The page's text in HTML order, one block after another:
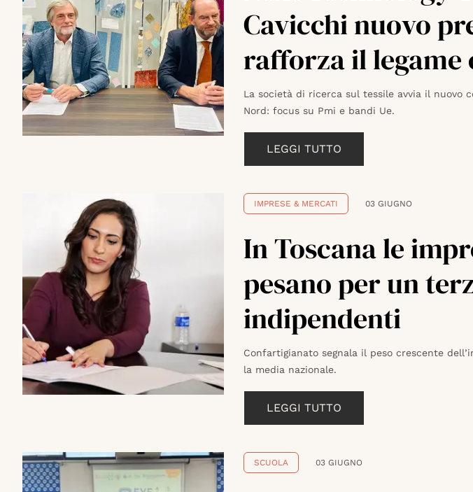
Cavicchi nuovo
rafforza il legame
La società di ricerca sul tessile avvia il nuovo
Nord: focus su Pmi e bandi Ue.
LEGGI TUTTO
IMPRESE & MERCATI 03 GIUGNO
In Toscana le
pesano per un
indipendenti
Confartigianato segnala il peso crescente
la media nazionale.
LEGGI TUTTO
SCUOLA 03 GIUGNO